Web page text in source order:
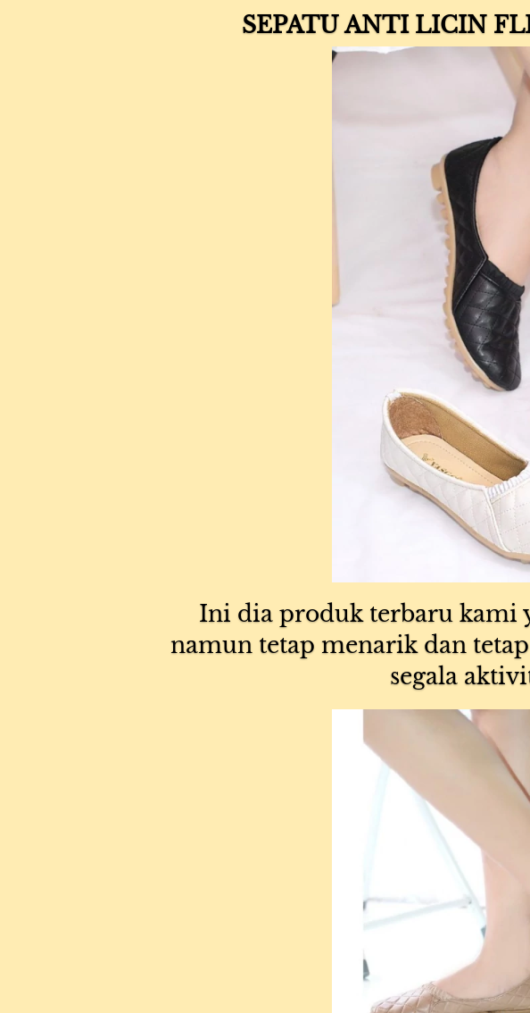
SEPATU ANTI LICIN
Ini dia produk terbaru kami
namun tetap menarik dan
segala